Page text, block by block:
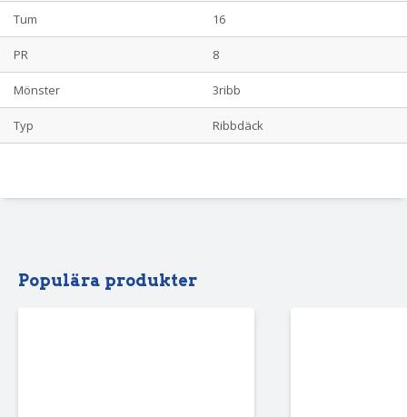
Tum 16
PR 8
Mönster 3ribb
Typ Ribbdäck
Populära produkter